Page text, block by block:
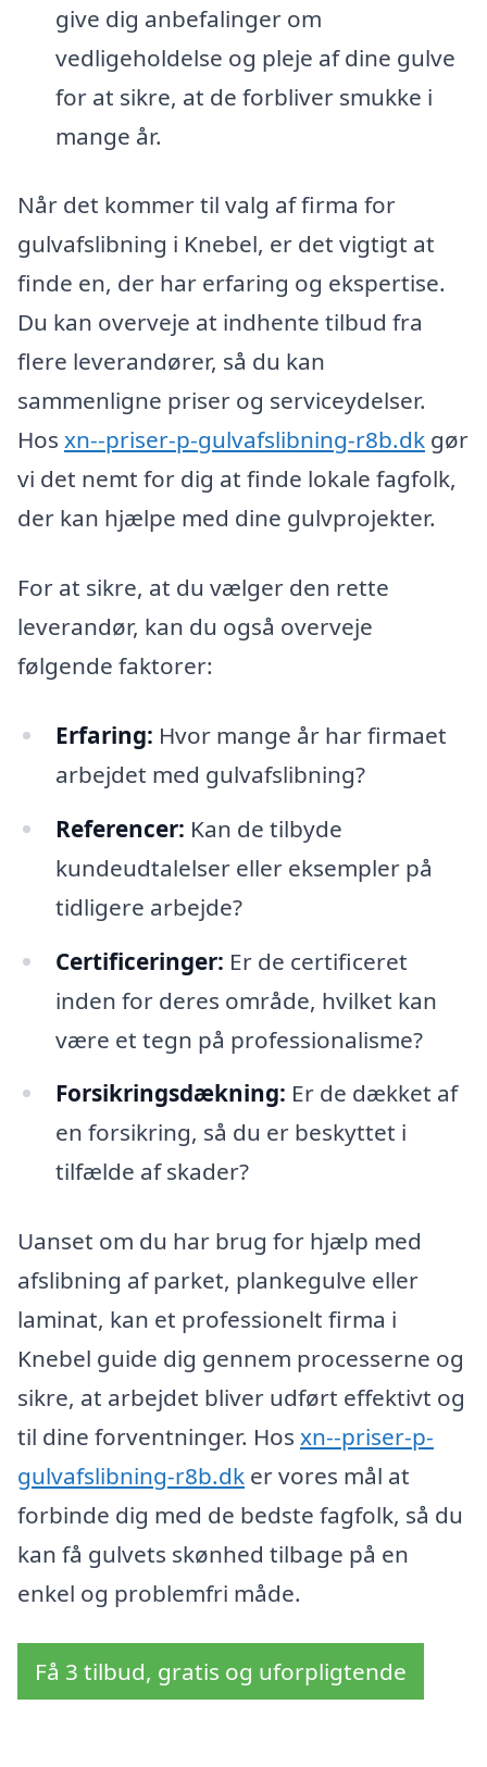
give dig anbefalinger om
vedligeholdelse og pleje af dine gulve
for at sikre, at de forbliver smukke i
mange år.
Når det kommer til valg af firma for
gulvafslibning i Knebel, er det vigtigt at
finde en, der har erfaring og ekspertise.
Du kan overveje at indhente tilbud fra
flere leverandører, så du kan
sammenligne priser og serviceydelser.
Hos xn--priser-p-gulvafslibning-r8b.dk gør
vi det nemt for dig at finde lokale fagfolk,
der kan hjælpe med dine gulvprojekter.
For at sikre, at du vælger den rette
leverandør, kan du også overveje
følgende faktorer:
Erfaring: Hvor mange år har firmaet
arbejdet med gulvafslibning?
Referencer: Kan de tilbyde
kundeudtalelser eller eksempler på
tidligere arbejde?
Certificeringer: Er de certificeret
inden for deres område, hvilket kan
være et tegn på professionalisme?
Forsikringsdækning: Er de dækket af
en forsikring, så du er beskyttet i
tilfælde af skader?
Uanset om du har brug for hjælp med
afslibning af parket, plankegulve eller
laminat, kan et professionelt firma i
Knebel guide dig gennem processerne og
sikre, at arbejdet bliver udført effektivt og
til dine forventninger. Hos xn--priser-p-
gulvafslibning-r8b.dk er vores mål at
forbinde dig med de bedste fagfolk, så du
kan få gulvets skønhed tilbage på en
enkel og problemfri måde.
Få 3 tilbud, gratis og uforpligtende